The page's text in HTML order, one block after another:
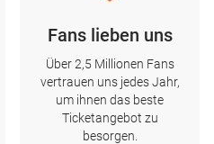
Fans lieben uns
Über 2,5 Millionen Fans
vertrauen uns jedes Jahr,
um ihnen das beste
Ticketangebot zu
besorgen.